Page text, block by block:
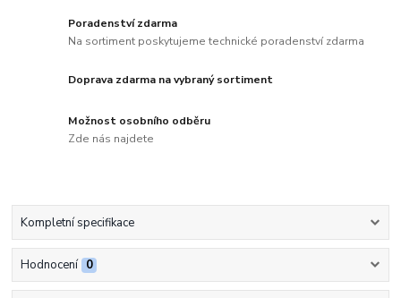
Poradenství zdarma
Na sortiment poskytujeme technické poradenství zdarma
Doprava zdarma na vybraný sortiment
Možnost osobního odběru
Zde nás najdete
Kompletní specifikace
Hodnocení 0